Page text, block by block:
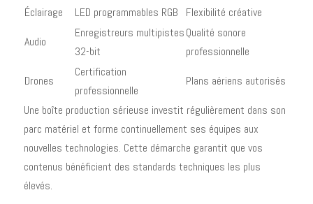
Éclairage
LED programmables RGB
Flexibilité créative
Audio
Enregistreurs multipistes
32-bit
Qualité sonore
professionnelle
Drones
Certification
professionnelle
Plans aériens autorisés
Une boîte production sérieuse investit régulièrement dans son
parc matériel et forme continuellement ses équipes aux
nouvelles technologies. Cette démarche garantit que vos
contenus bénéficient des standards techniques les plus
élevés.